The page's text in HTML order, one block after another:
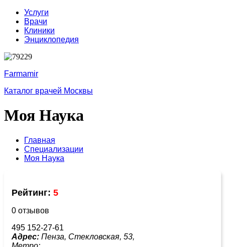
Услуги
Врачи
Клиники
Энциклопедия
Farmamir
Каталог врачей Москвы
Моя Наука
Главная
Специализации
Моя Наука
Рейтинг: 5
0 отзывов
495 152-27-61
Адрес: Пенза, Стекловская, 53,